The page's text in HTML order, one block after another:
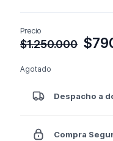
Precio
$1.250.000 El
$
Agotado
Despacho a
Compra